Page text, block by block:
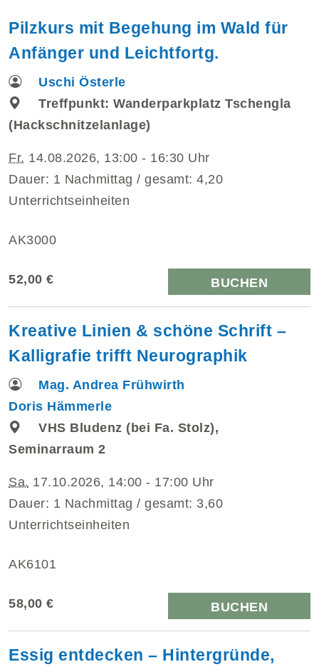
Pilzkurs mit Begehung im Wald für
Anfänger und Leichtfortg.
Uschi Österle
Treffpunkt: Wanderparkplatz Tschengla
(Hackschnitzelanlage)
Fr. 14.08.2026, 13:00 - 16:30 Uhr
Dauer: 1 Nachmittag / gesamt: 4,20
Unterrichtseinheiten
AK3000
52,00 € BUCHEN
Kreative Linien & schöne Schrift –
Kalligrafie trifft Neurographik
Mag. Andrea Frühwirth
Doris Hämmerle
VHS Bludenz (bei Fa. Stolz),
Seminarraum 2
Sa. 17.10.2026, 14:00 - 17:00 Uhr
Dauer: 1 Nachmittag / gesamt: 3,60
Unterrichtseinheiten
AK6101
58,00 € BUCHEN
Essig entdecken – Hintergründe,